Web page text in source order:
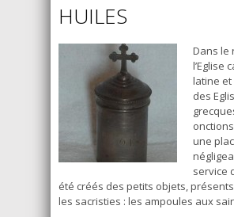
HUILES
Dans le
l’Eglise
latine et
des
une
service
été créés des petits objets,
les sacristies : les ampoules aux